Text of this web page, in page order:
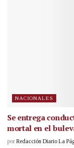
NACIONALES
Se entrega
mortal en el
por Redacción Diario La